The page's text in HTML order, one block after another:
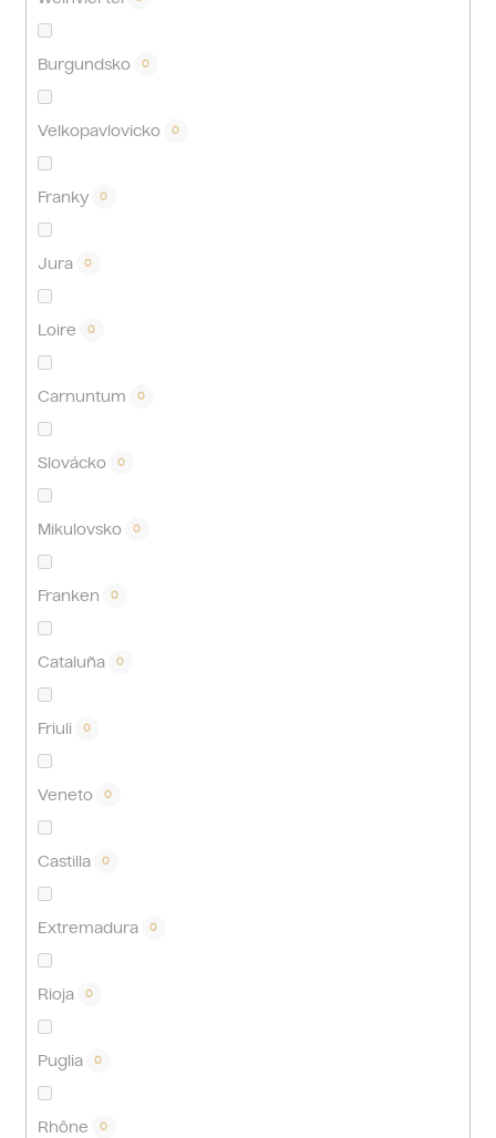
Burgundsko 0
Velkopavlovicko 0
Franky 0
Jura 0
Loire 0
Carnuntum 0
Slovácko 0
Mikulovsko 0
Franken 0
Cataluña 0
Friuli 0
Veneto 0
Castilla 0
Extremadura 0
Rioja 0
Puglia 0
Rhône 0